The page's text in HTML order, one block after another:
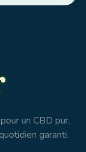
un CBD pur,
garanti.